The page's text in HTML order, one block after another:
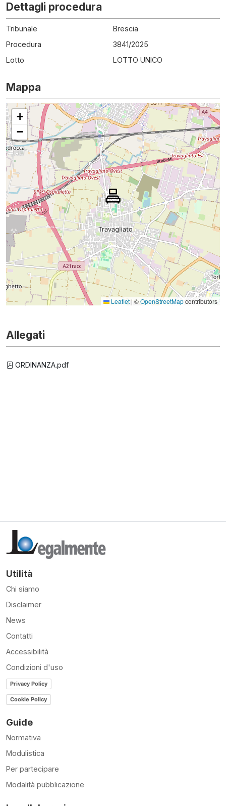
Dettagli procedura
Tribunale
Brescia
Procedura
3841/2025
Lotto
LOTTO UNICO
Mappa
+
−
Leaflet | ©OpenStreetMapcontributors
Allegati
ORDINANZA.pdf
Utilità
Chi siamo
Disclaimer
News
Contatti
Accessibilità
Condizioni d'uso
Privacy Policy
Cookie Policy
Guide
Normativa
Modulistica
Per partecipare
Modalità pubblicazione